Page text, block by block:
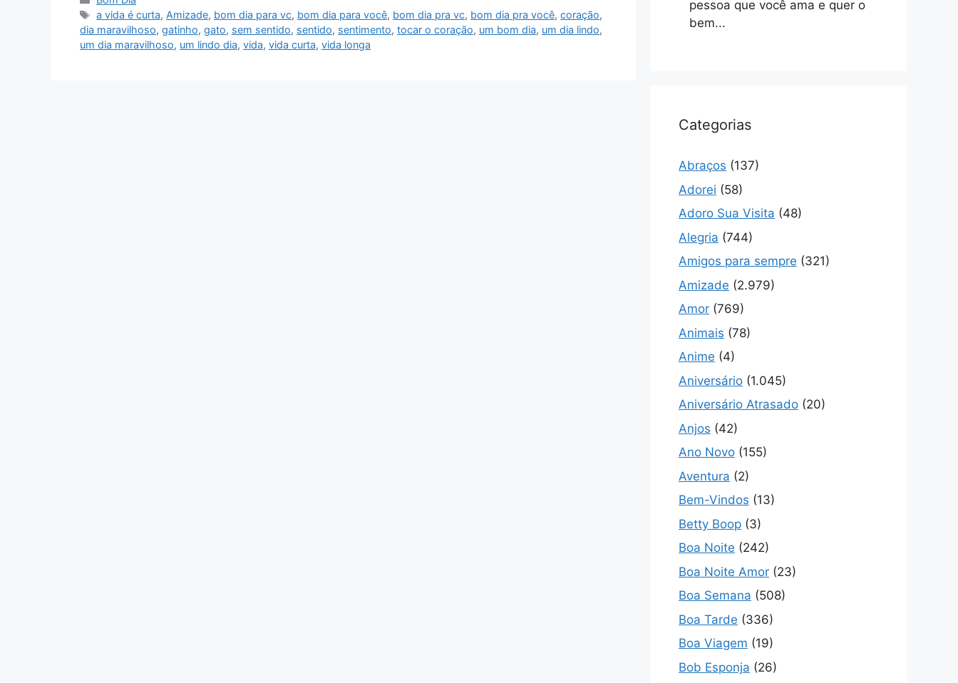
Tags
a vida é curta, Amizade, bom dia para vc, bom dia para você, bom dia pra vc, bom dia pra você,coração,
dia maravilhoso, gatinho, gato, sem sentido, sentido, sentimento, tocar o coração, um bom dia, um dia lindo,
um dia maravilhoso, um lindo dia, vida, vida curta, vida longa
pessoa que você ama e quer o
bem...
Categorias
Abraços (137)
Adorei (58)
Adoro Sua Visita (48)
Alegria (744)
Amigos para sempre (321)
Amizade (2.979)
Amor (769)
Animais (78)
Anime (4)
Aniversário (1.045)
Aniversário Atrasado (20)
Anjos (42)
Ano Novo (155)
Aventura (2)
Bem-Vindos (13)
Betty Boop (3)
Boa Noite (242)
Boa Noite Amor (23)
Boa Semana (508)
Boa Tarde (336)
Boa Viagem (19)
Bob Esponja (26)